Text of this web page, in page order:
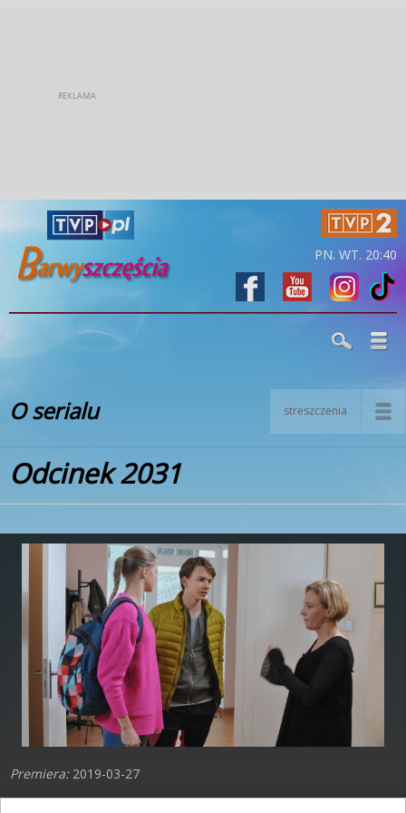
PN. WT. 20:40
O serialu streszczenia
Odcinek 2031
Premiera: 2019-03-27